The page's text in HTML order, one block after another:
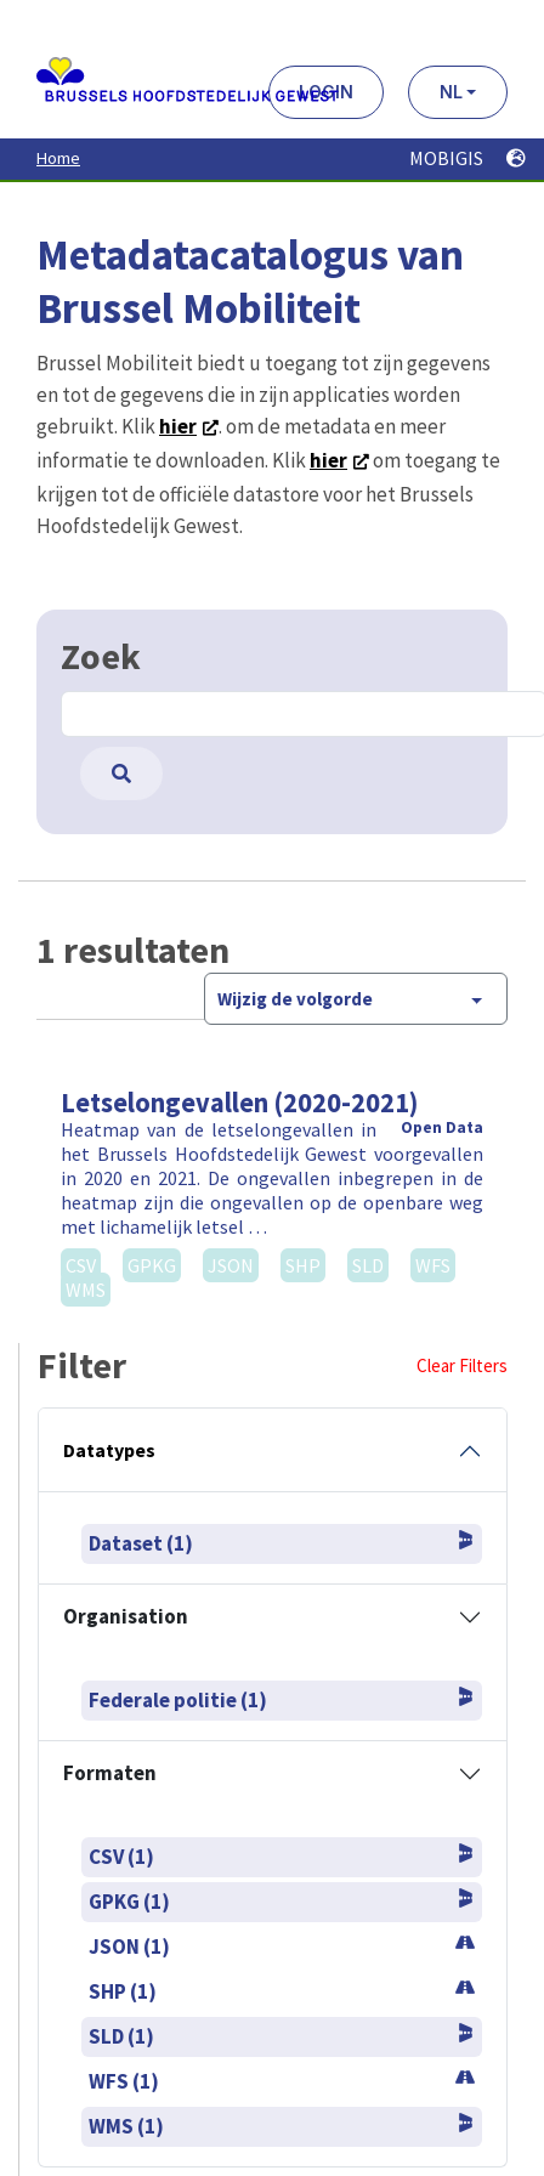
contenu
principal
LOGIN NL
Home MOBIGIS
Metadatacatalogus van
Brussel Mobiliteit
Brussel Mobiliteit biedt u toegang tot zijn gegevens
en tot de gegevens die in zijn applicaties worden
gebruikt. Klikhier
. om de metadata en meer
informatie te downloaden. Klikhier
om toegang te
krijgen tot de officiële datastore voor het Brussels
Hoofdstedelijk Gewest.
Zoek
1 resultaten
Wijzig de volgorde
Letselongevallen (2020-2021)
Open Data
Heatmap van de letselongevallen in
het Brussels Hoofdstedelijk Gewest voorgevallen
in 2020 en 2021. De ongevallen inbegrepen in de
heatmap zijn die ongevallen op de openbare weg
met lichamelijk letsel …
CSV
GPKG JSON SHP SLD
WFS
WMS
Filter Clear Filters
Datatypes
Dataset (1)
Organisation
Federale politie (1)
Formaten
CSV (1)
GPKG (1)
JSON (1)
SHP (1)
SLD (1)
WFS (1)
WMS (1)